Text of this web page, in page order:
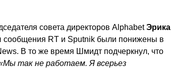
совета директоров AlphabetЭрика
сообщения RT и Sputnik были понижены в
В то же время Шмидт подчеркнул, что
так не работаем. Я всерьез